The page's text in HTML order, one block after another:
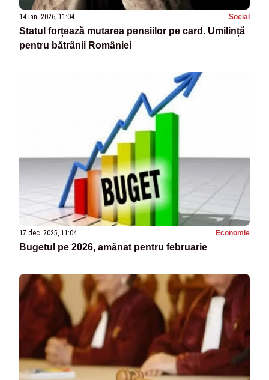
14 ian. 2026, 11:04 Social
Statul forțează mutarea pensiilor pe card. Umilință
pentru bătrânii României
17 dec. 2025, 11:04 Economie
Bugetul pe 2026, amânat pentru februarie